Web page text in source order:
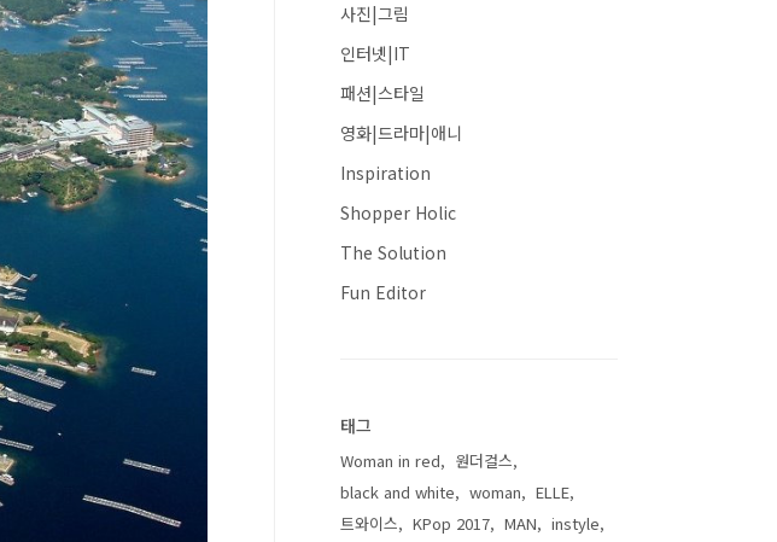
사진|그림
인터넷|IT
패션|스타일
영화|드라마|애니
Inspiration
Shopper Holic
The Solution
Fun Editor
태그
Woman in red
원더걸스
black and white
woman
ELLE
트와이스
KPop 2017 MAN
instyle